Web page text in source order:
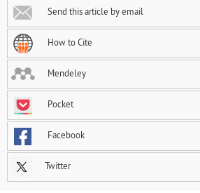
Send this article by email
How to Cite
Mendeley
Pocket
Facebook
Twitter